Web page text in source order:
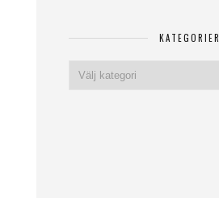
KATEGORIER